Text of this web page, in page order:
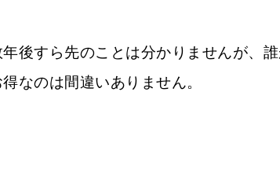
後すら先のことは分かりませんが、
なのは間違いありません。